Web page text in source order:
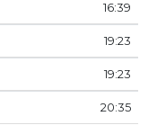
16:39
19:23
19:23
20:35